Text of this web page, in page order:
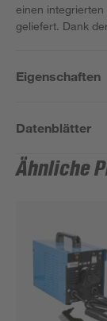
einen
geliefert. Dank
Eigenschaften
Datenblätter
Ähnliche